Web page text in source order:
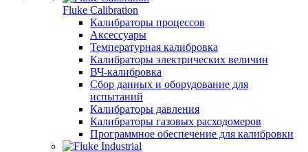
Fluke Calibration
Калибраторы процессов
Аксессуары
Температурная калибровка
Калибраторы электрических величин
ВЧ-калибровка
Сбор данных и оборудование для
испытаний
Калибраторы давления
Калибраторы газовых расходомеров
Программное обеспечение для калибровки